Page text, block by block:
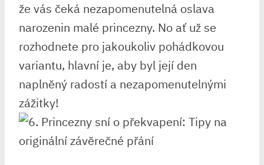
že vás čeká‍ nezapomenutelná oslava
narozenin malé princezny. No ať už se
rozhodnete pro jakoukoliv pohádkovou
variantu, hlavní je, aby byl její den
naplněný⁣ radostí a nezapomenutelnými
zážitky!